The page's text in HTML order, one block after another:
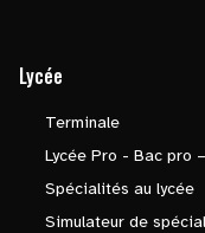
Lycée
Terminale
Lycée Pro - Bac pro
Spécialités au lycée
Simulateur de